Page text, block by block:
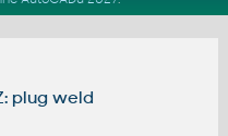
plug weld